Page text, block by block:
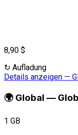
8,90 $
↻ Aufladung
Details anzeigen —
🌍 Global —
1 GB